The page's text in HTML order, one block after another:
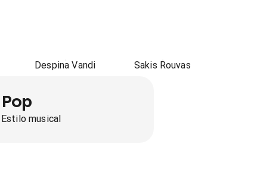
Despina Vandi Sakis Rouvas
Pop
Estilo musical